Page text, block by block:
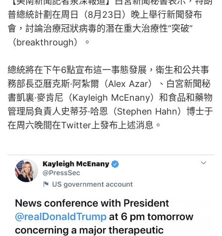
普總統計劃在周日（8月23日）晚上舉行新聞發布
會，討論治療冠狀病毒的潛在重大治療性“突破”
（breakthrough）。
總統將在下午6點宣布這一事態發展，衛生和公共事
務部長亞曆克斯·阿紮爾（Alex Azar）、白宮新聞秘
書凱裏·麥肯尼（Kayleigh McEnany）和食品和藥物
管理局負責人史蒂芬·哈恩（Stephen Hahn）博士于
在周六晚間在Twitter上發布上述消息。